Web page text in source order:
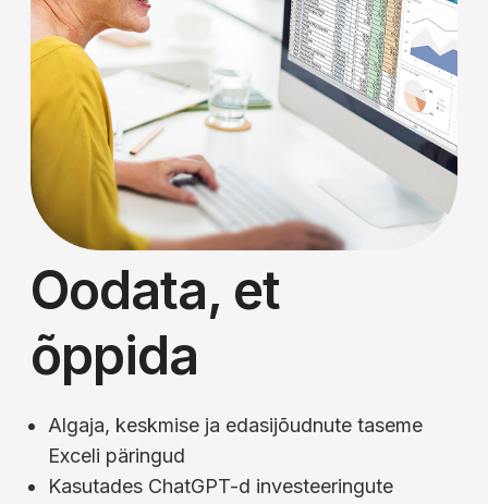
Oodata, et
õppida
Algaja, keskmise ja edasijõudnute taseme
Exceli päringud
Kasutades ChatGPT-d investeeringute